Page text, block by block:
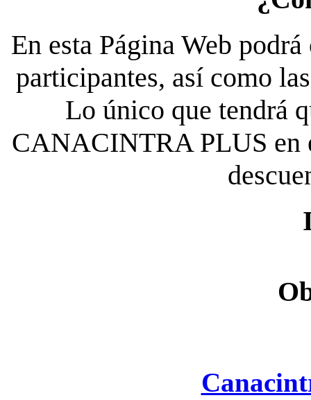
En esta Página Web
participantes, así como
Lo único que tendrá
CANACINTRA PLUS en